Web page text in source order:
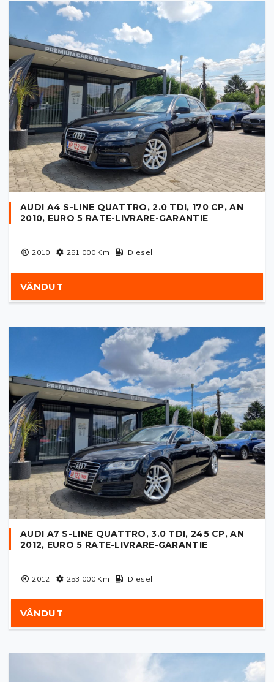
AUDI A4 S-LINE QUATTRO, 2.0 TDI, 170 CP, AN
2010, EURO 5 RATE-LIVRARE-GARANTIE
2010 251 000Km Diesel
VÂNDUT
AUDI A7 S-LINE QUATTRO, 3.0 TDI, 245 CP, AN
2012, EURO 5 RATE-LIVRARE-GARANTIE
2012 253 000Km Diesel
VÂNDUT